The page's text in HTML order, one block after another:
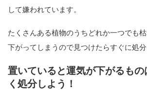
して嫌われています。
たくさんある植物のうちどれか一つでも
下がってしまうので見つけたらすぐに処分
置いていると運気が下がるも
く処分しよう！